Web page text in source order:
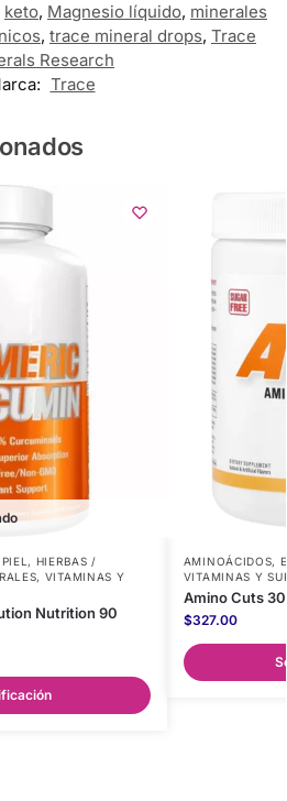
keto, Magnesio líquido, minerales
, trace mineral drops, Trace
Research
Trace
, HIERBAS /
, VITAMINAS Y
Nutrition 90
AMINOÁCIDOS,
VITAMINAS Y
Amino Cuts
$327.00